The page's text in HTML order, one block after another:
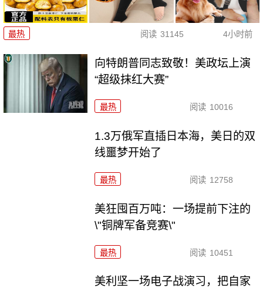
最热 阅读 31145 4小时前
向特朗普同志致敬！美政坛上演
“超级抹红大赛”
最热 阅读 10016
1.3万俄军直插日本海，美日的双
线噩梦开始了
最热 阅读 12758
美狂囤百万吨：一场提前下注的
\"铜牌军备竞赛\"
最热 阅读 10451
美利坚一场电子战演习，把自家